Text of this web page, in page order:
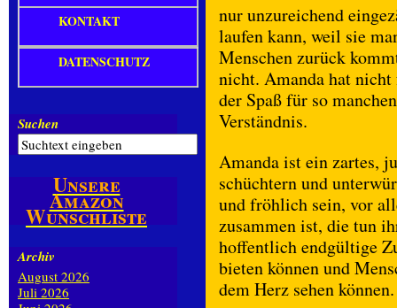
nur unzureichend
laufen kann, weil sie
Menschen zurück
nicht. Amanda hat
der Spaß für so
Verständnis.
Amanda ist ein zartes,
schüchtern und
und fröhlich sein, vor
zusammen ist, die tun
hoffentlich endgültige
bieten können und
dem Herz sehen können.
KONTAKT
DATENSCHUTZ
Suchen
Unsere
Amazon
Wunschliste
Archiv
August 2026
Juli 2026